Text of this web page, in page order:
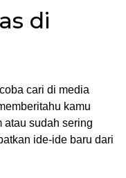
di
cari di media
kamu
atau sudah sering
ide-ide baru dari